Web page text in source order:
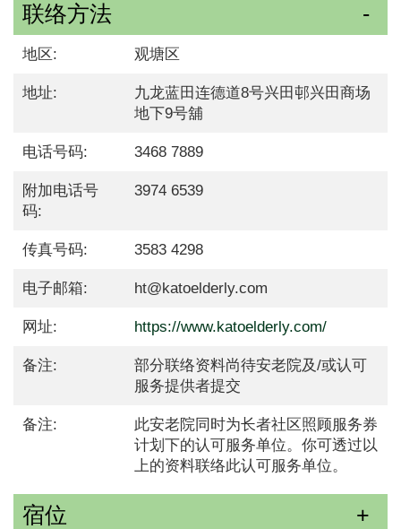
联络方法
地区: 观塘区
地址:
九龙蓝田连德道8号兴田邨兴田商场
地下9号舖
电话号码: 3468 7889
附加电话号
码:
3974 6539
传真号码: 3583 4298
电子邮箱: ht@katoelderly.com
网址: https://www.katoelderly.com/
备注:
部分联络资料尚待安老院及/或认可
服务提供者提交
备注:
此安老院同时为长者社区照顾服务券
计划下的认可服务单位。你可透过以
上的资料联络此认可服务单位。
宿位